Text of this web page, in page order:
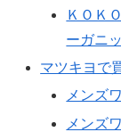
ＫＯＫ
ーガニ
マツキヨで
メンズ
メンズ